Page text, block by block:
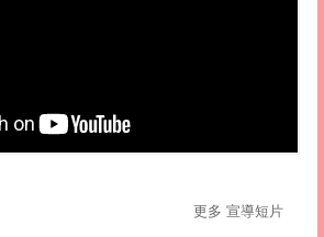
更多 宣導短片